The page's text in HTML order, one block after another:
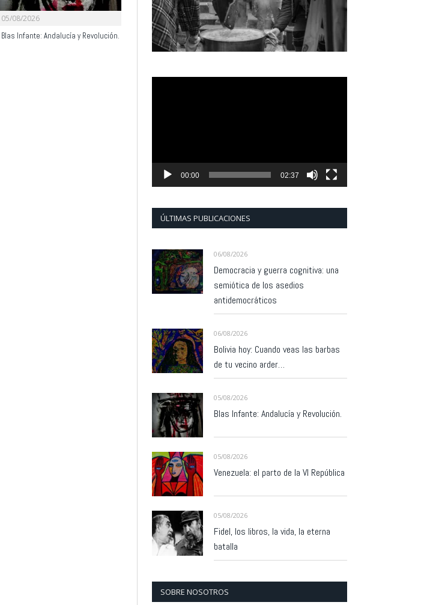
05/08/2026
Blas Infante: Andalucía y Revolución.
00:00 02:37
ÚLTIMAS PUBLICACIONES
06/08/2026
Democracia y guerra cognitiva: una
semiótica de los asedios
antidemocráticos
06/08/2026
Bolivia hoy: Cuando veas las barbas
de tu vecino arder…
05/08/2026
Blas Infante: Andalucía y Revolución.
05/08/2026
Venezuela: el parto de la VI República
05/08/2026
Fidel, los libros, la vida, la eterna
batalla
SOBRE NOSOTROS